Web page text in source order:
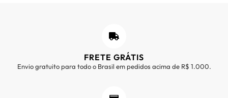
FRETE GRÁTIS
Envio gratuito para todo o Brasil em pedidos acima de R$ 1.000.